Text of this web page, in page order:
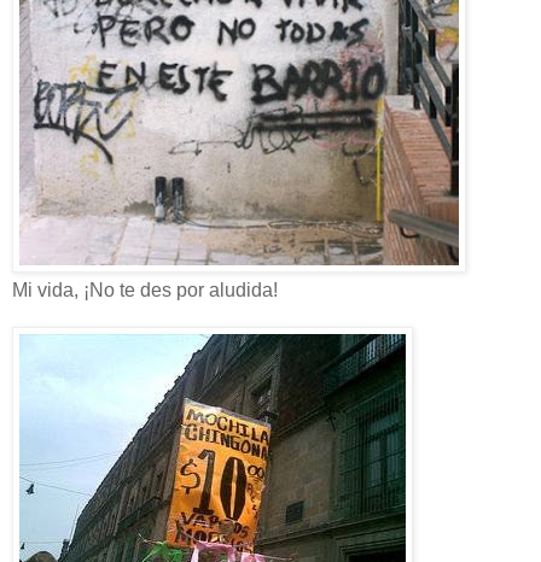
Mi vida, ¡No te des por aludida!